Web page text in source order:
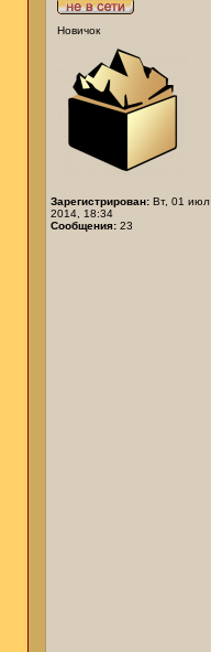
Новичок
Зарегистрирован: Вт, 01 июл
2014, 18:34
Сообщения: 23